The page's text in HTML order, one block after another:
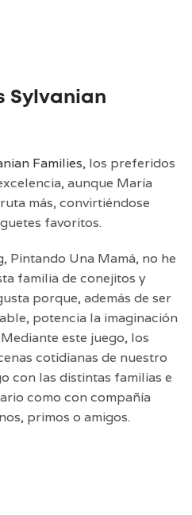
Sylvanian
Families, los preferidos
aunque María
más, convirtiéndose
favoritos.
Pintando Una Mamá, no he
familia de conejitos y
porque, además de ser
potencia la imaginación
este juego, los
cotidianas de nuestro
con las distintas familias e
como con compañía
primos o amigos.